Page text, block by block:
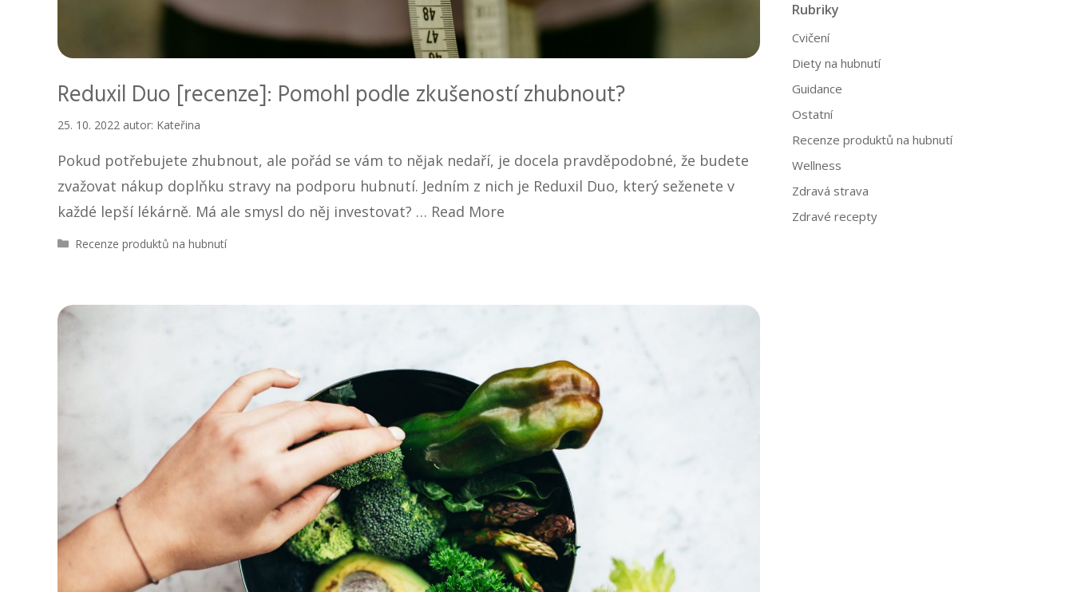
Reduxil Duo [recenze]: Pomohl podle zkušeností zhubnout?
25. 10. 2022 autor: Kateřina
Pokud potřebujete zhubnout, ale pořád se vám to nějak nedaří, je docela pravděpodobné, že budete
zvažovat nákup doplňku stravy na podporu hubnutí. Jedním z nich je Reduxil Duo, který seženete v
každé lepší lékárně. Má ale smysl do něj investovat? … Read More
R
Recenze produktů na hubnutí
Rubriky
Cvičení
Diety na hubnutí
Guidance
Ostatní
Recenze produktů na hubnutí
Wellness
Zdravá strava
Zdravé recepty